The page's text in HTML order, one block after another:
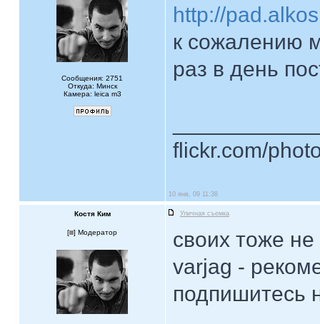
Сообщения: 2751
Откуда: Минск
Камера: leica m3
http://
к сожалению
раз в день
flickr.com/
10 янв, 09 11:38
Костя Ким Уличная съемка
[ ] Модератор
своих тоже
varjag -
подпишитесь